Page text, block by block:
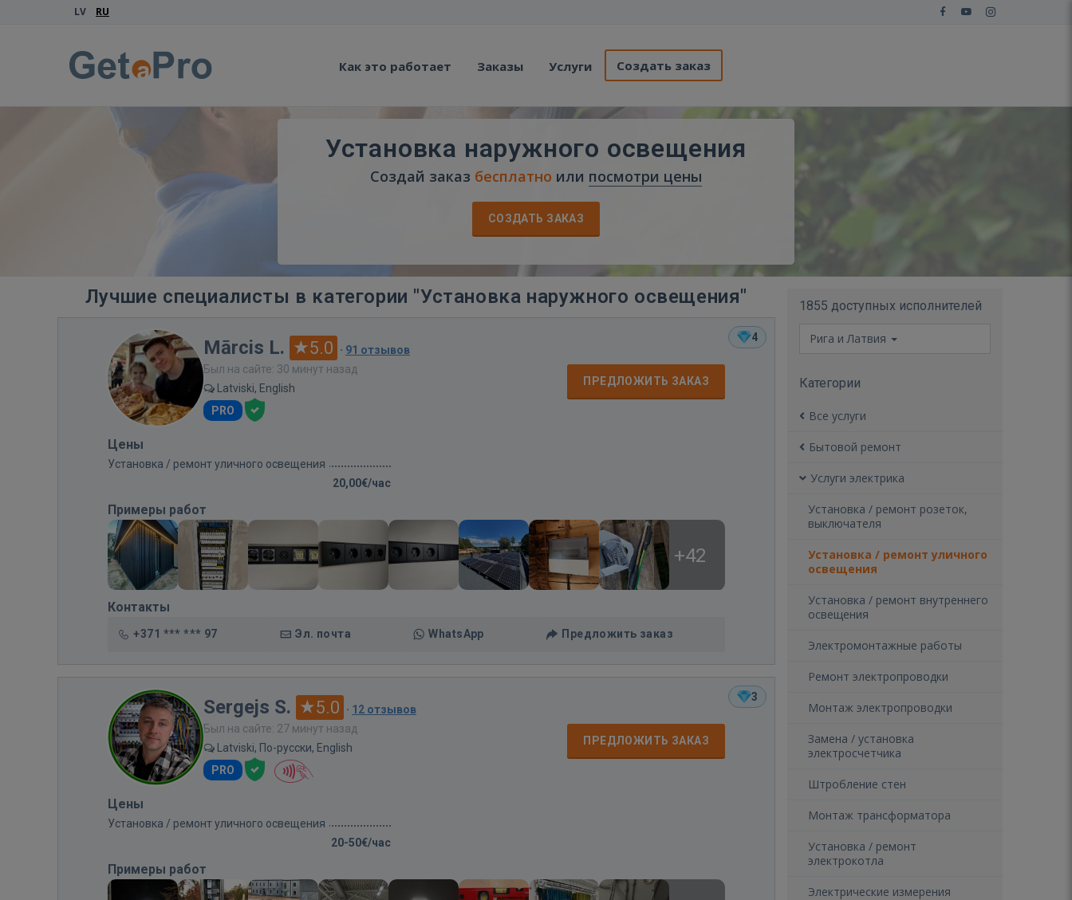
LV RU
Как это работает Заказы Услуги Создать заказ
Установка наружного освещения
Создай заказ бесплатно или посмотри цены
СОЗДАТЬ ЗАКАЗ
Лучшие специалисты в категории "Установка наружного освещения"
4
Mārcis L. 5.0 · 91 отзывов
Был на сайте: 30 минут назад
Latviski, English
PRO
ПРЕДЛОЖИТЬ ЗАКАЗ
Цены
Установка / ремонт уличного освещения
20,00€/час
Примеры работ
+42
Контакты
+371 *** *** 97 Эл. почта WhatsApp Предложить заказ
3
Sergejs S. 5.0 · 12 отзывов
Был на сайте: 27 минут назад
Latviski, По-русски, English
PRO
ПРЕДЛОЖИТЬ ЗАКАЗ
Цены
Установка / ремонт уличного освещения
20-50€/час
Примеры работ
1855 доступных исполнителей
Рига и Латвия
Категории
Все услуги
Бытовой ремонт
Услуги электрика
Установка / ремонт розеток,
выключателя
Установка / ремонт уличного
освещения
Установка / ремонт внутреннего
освещения
Электромонтажные работы
Ремонт электропроводки
Монтаж электропроводки
Замена / установка
электросчетчика
Штробление стен
Монтаж трансформатора
Установка / ремонт
электрокотла
Электрические измерения